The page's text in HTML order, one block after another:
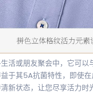
活或朋友聚会中，它可以
于其5A抗菌特性，即使
新状态，让您尽享活力时